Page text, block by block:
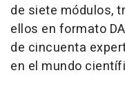
de siete módulos,
ellos en formato
de cincuenta
en el mundo